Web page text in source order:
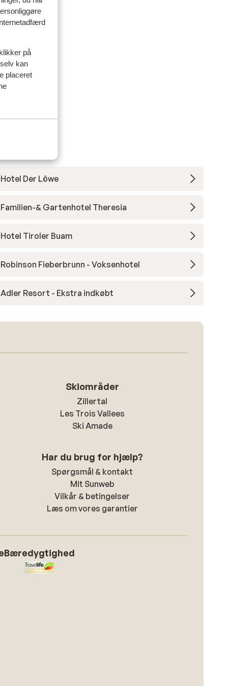
på
kan
placeret
Hotel Der Löwe
Familien-& Gartenhotel Theresia
Hotel Tiroler Buam
Robinson Fieberbrunn - Voksenhotel
Adler Resort - Ekstra indkøbt
Skiområder
Zillertal
Les Trois Vallees
Ski Amade
Har du brug for hjælp?
Spørgsmål & kontakt
Mit Sunweb
Vilkår & betingelser
Læs om vores garantier
Bæredygtighed